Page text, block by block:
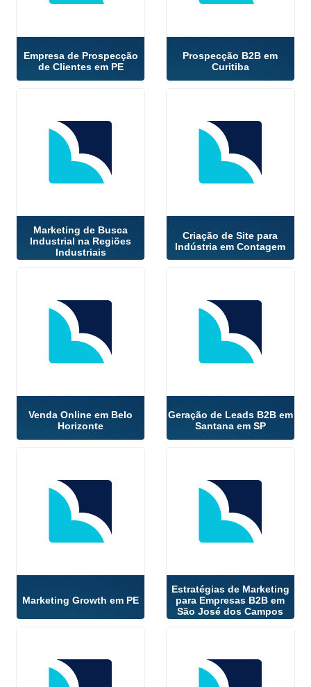
Empresa de Prospecção
de Clientes em PE
Prospecção B2B em
Curitiba
Marketing de Busca
Industrial na Regiões
Industriais
Criação de Site para
Indústria em Contagem
Venda Online em Belo
Horizonte
Geração de Leads B2B em
Santana em SP
Marketing Growth em PE
Estratégias de Marketing
para Empresas B2B em
São José dos Campos